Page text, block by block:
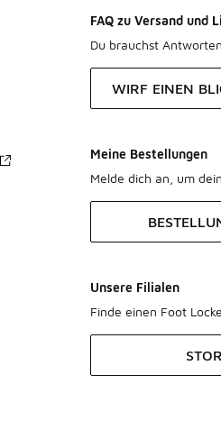
FAQ zu Versand und
Du brauchst
WIRF EINEN
Meine Bestellungen
Melde dich an, um
Unsere Filialen
Finde einen Foot